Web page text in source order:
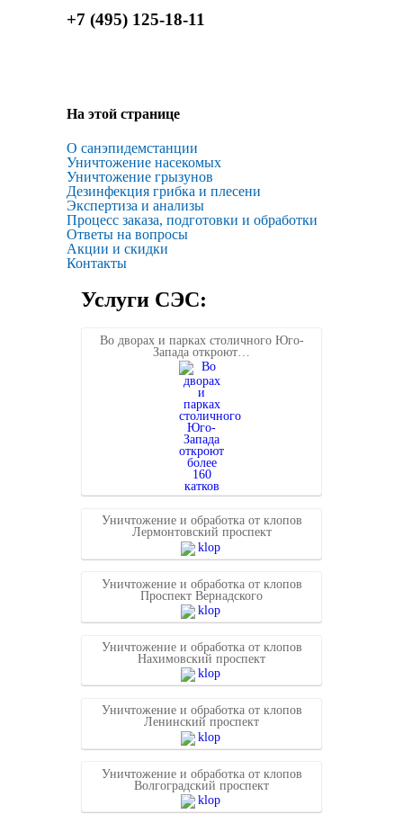
+7 (495) 125-18-11
На этой странице
О санэпидемстанции
Уничтожение насекомых
Уничтожение грызунов
Дезинфекция грибка и плесени
Экспертиза и анализы
Процесс заказа, подготовки и обработки
Ответы на вопросы
Акции и скидки
Контакты
Услуги СЭС:
Во дворах и парках столичного Юго-
Запада откроют…
Уничтожение и обработка от клопов
Лермонтовский проспект
Уничтожение и обработка от клопов
Проспект Вернадского
Уничтожение и обработка от клопов
Нахимовский проспект
Уничтожение и обработка от клопов
Ленинский проспект
Уничтожение и обработка от клопов
Волгоградский проспект